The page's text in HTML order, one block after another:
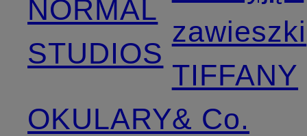
NORMAL
STUDIOS
OKULARY
zawieszki
TIFFANY
& Co.